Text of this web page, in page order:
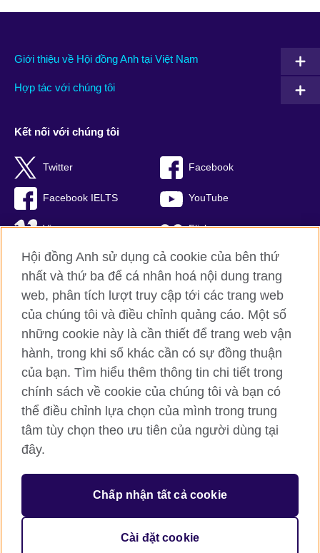
Giới thiệu về Hội đồng Anh tại Việt Nam
Hợp tác với chúng tôi
Kết nối với chúng tôi
Twitter Facebook
Facebook IELTS YouTube
Vimeo Flickr
RSS TikTok
Hội đồng Anh toàn cầu
Bảo mật thông tin và quy định sử dụng
Cookie
Sơ đồ trang
© 2026 British Council
British Council (Viet Nam) LLC (
(0)24 37281920; email: bchanoi@britishcouncil.org.vn) is a
subsidiary of the British Council which is the United Kingdom’s
opportunities.
Hội đồng Anh sử dụng cả cookie của bên thứ
nhất và thứ ba để cá nhân hoá nội dung trang
web, phân tích lượt truy cập tới các trang web
của chúng tôi và điều chỉnh quảng cáo. Một số
những cookie này là cần thiết để trang web vận
hành, trong khi số khác cần có sự đồng thuận
của bạn. Tìm hiểu thêm thông tin chi tiết trong
chính sách về cookie của chúng tôi và bạn có
thể điều chỉnh lựa chọn của mình trong trung
tâm tùy chọn theo ưu tiên của người dùng tại
đây.
Chấp nhận tất cả cookie
Cài đặt cookie